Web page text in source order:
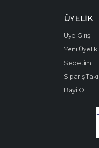
ÜYELIK
Üye Girişi
Yeni Üyelik
Sepetim
Sipariş
Bayi Ol